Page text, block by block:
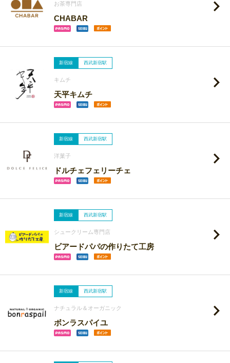
お茶専門店
CHABAR
新宿線 西武新宿駅
キムチ
天平キムチ
新宿線 西武新宿駅
洋菓子
ドルチェフェリーチェ
新宿線 西武新宿駅
シュークリーム専門店
ビアードパパの作りたて工房
新宿線 西武新宿駅
ナチュラル＆オーガニック
ボンラスパイユ